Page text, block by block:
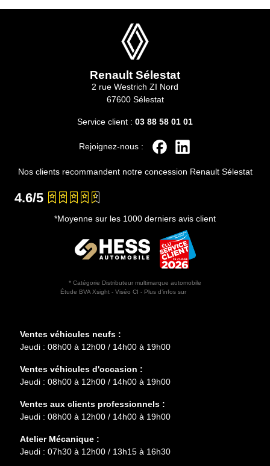
Renault Sélestat
2 rue Westrich ZI Nord
67600 Sélestat
Service client : 03 88 58 01 01
Rejoignez-nous :
Nos clients recommandent notre concession Renault Sélestat
4.6/5
*Moyenne sur les 1000 derniers avis client
* Catégorie Distributeur multimarque automobile
Étude BVA Xsight - Viséo CI - Plus d’infos sur
Ventes véhicules neufs :
Jeudi : 08h00 à 12h00 / 14h00 à 19h00
Ventes véhicules d'occasion :
Jeudi : 08h00 à 12h00 / 14h00 à 19h00
Ventes aux clients professionnels :
Jeudi : 08h00 à 12h00 / 14h00 à 19h00
Atelier Mécanique :
Jeudi : 07h30 à 12h00 / 13h15 à 16h30